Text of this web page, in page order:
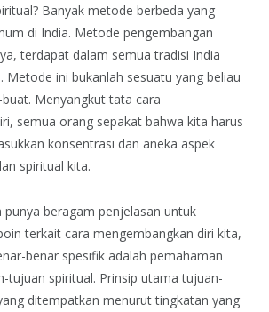
Banyak metode berbeda yang
di India. Metode pengembangan
terdapat dalam semua tradisi India
Metode ini bukanlah sesuatu yang beliau
Menyangkut tata cara
semua orang sepakat bahwa kita harus
konsentrasi dan aneka aspek
spiritual kita.
punya beragam penjelasan untuk
terkait cara mengembangkan diri kita,
benar spesifik adalah pemahaman
tujuan spiritual. Prinsip utama tujuan-
ditempatkan menurut tingkatan yang